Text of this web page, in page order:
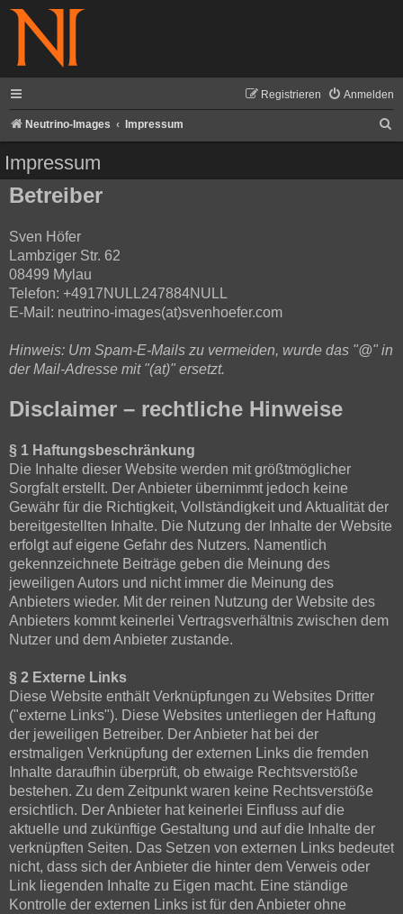
Anmelden
Registrieren
Neutrino-Images Impressum
Impressum
Betreiber
Sven Höfer
Lambziger Str. 62
08499 Mylau
Telefon: +4917NULL247884NULL
E-Mail: neutrino-images(at)svenhoefer.com
Hinweis: Um Spam-E-Mails zu vermeiden, wurde das "@" in
der Mail-Adresse mit "(at)" ersetzt.
Disclaimer – rechtliche Hinweise
§ 1 Haftungsbeschränkung
Die Inhalte dieser Website werden mit größtmöglicher
Sorgfalt erstellt. Der Anbieter übernimmt jedoch keine
Gewähr für die Richtigkeit, Vollständigkeit und Aktualität der
bereitgestellten Inhalte. Die Nutzung der Inhalte der Website
erfolgt auf eigene Gefahr des Nutzers. Namentlich
gekennzeichnete Beiträge geben die Meinung des
jeweiligen Autors und nicht immer die Meinung des
Anbieters wieder. Mit der reinen Nutzung der Website des
Anbieters kommt keinerlei Vertragsverhältnis zwischen dem
Nutzer und dem Anbieter zustande.
§ 2 Externe Links
Diese Website enthält Verknüpfungen zu Websites Dritter
("externe Links"). Diese Websites unterliegen der Haftung
der jeweiligen Betreiber. Der Anbieter hat bei der
erstmaligen Verknüpfung der externen Links die fremden
Inhalte daraufhin überprüft, ob etwaige Rechtsverstöße
bestehen. Zu dem Zeitpunkt waren keine Rechtsverstöße
ersichtlich. Der Anbieter hat keinerlei Einfluss auf die
aktuelle und zukünftige Gestaltung und auf die Inhalte der
verknüpften Seiten. Das Setzen von externen Links bedeutet
nicht, dass sich der Anbieter die hinter dem Verweis oder
Link liegenden Inhalte zu Eigen macht. Eine ständige
Kontrolle der externen Links ist für den Anbieter ohne